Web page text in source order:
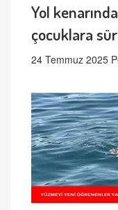
Yol
çocuklara
24 Temmuz 2025